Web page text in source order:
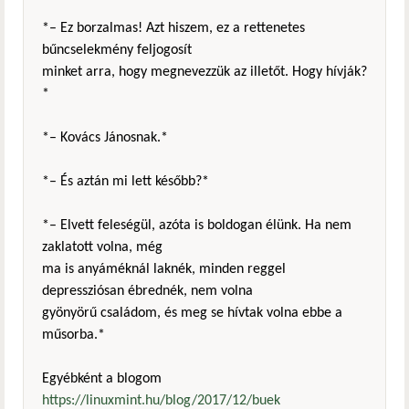
*– Ez borzalmas! Azt hiszem, ez a rettenetes
bűncselekmény feljogosít
minket arra, hogy megnevezzük az illetőt. Hogy hívják?
*
*– Kovács Jánosnak.*
*– És aztán mi lett később?*
*– Elvett feleségül, azóta is boldogan élünk. Ha nem
zaklatott volna, még
ma is anyáméknál laknék, minden reggel
depressziósan ébrednék, nem volna
gyönyörű családom, és meg se hívtak volna ebbe a
műsorba.*
Egyébként a blogom
https://linuxmint.hu/blog/2017/12/buek